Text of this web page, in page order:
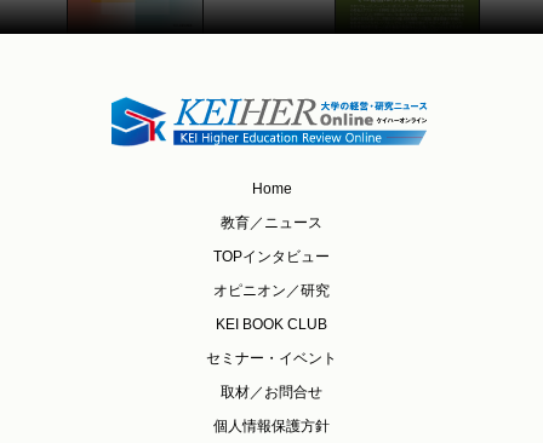
Home
教育／ニュース
TOPインタビュー
オピニオン／研究
KEI BOOK CLUB
セミナー・イベント
取材／お問合せ
個人情報保護方針